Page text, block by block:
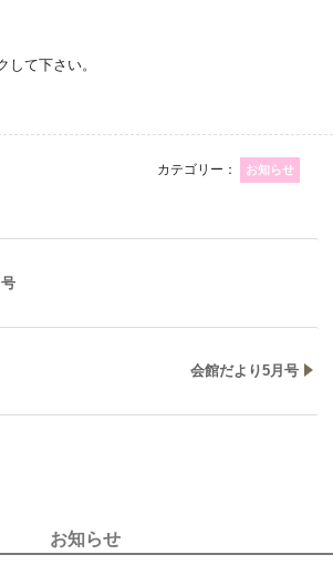
て下さい。
カテゴリー： お知らせ
会館だより5月号
お知らせ